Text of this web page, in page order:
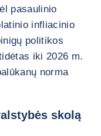
pasaulinio
infliacinio
politikos
iki 2026 m.
norma
skolą